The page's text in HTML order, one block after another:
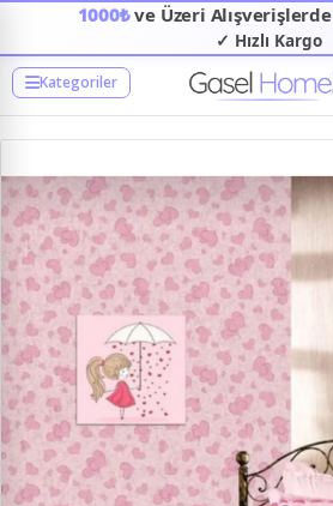
1000₺ve Üzeri Alışverişlerde
✓ Hızlı Kargo
Kategoriler